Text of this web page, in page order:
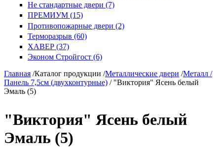
Не стандартные двери (7)
ПРЕМИУМ (15)
Противопожарные двери (2)
Терморазрыв (60)
ХАВЕР (37)
Эконом Стройгост (6)
Главная /Каталог продукции /Металлические двери /Металл /
Панель 7,5см (двухконтурные) /"Виктория" Ясень белый
Эмаль (5)
"Виктория" Ясень белый
Эмаль (5)